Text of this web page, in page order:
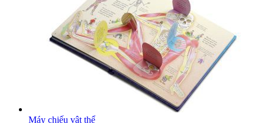
Máy chiếu vật thể